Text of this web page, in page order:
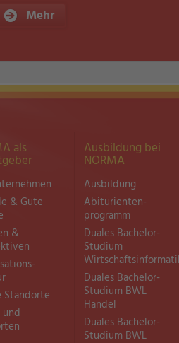
Mehr
als
& Gute
&
Standorte
und
Ausbildung bei
NORMA
Ausbildung
Abiturienten­
programm
Duales Bachelor-
Studium
Duales Bachelor-
Studium BWL
Handel
Duales Bachelor-
Studium BWL